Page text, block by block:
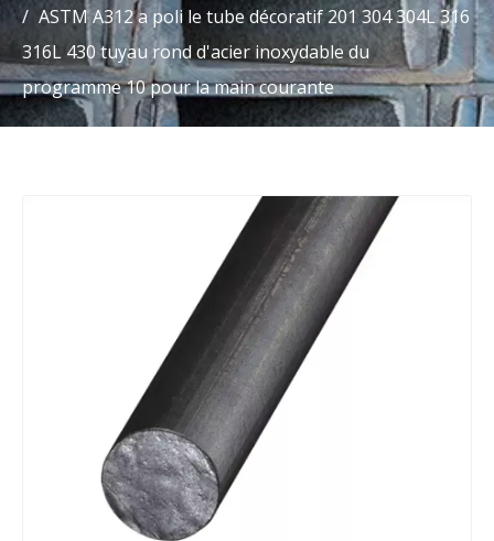
/ ASTM A312 a poli le tube décoratif 201 304 304L 316
316L 430 tuyau rond d'acier inoxydable du
programme 10 pour la main courante